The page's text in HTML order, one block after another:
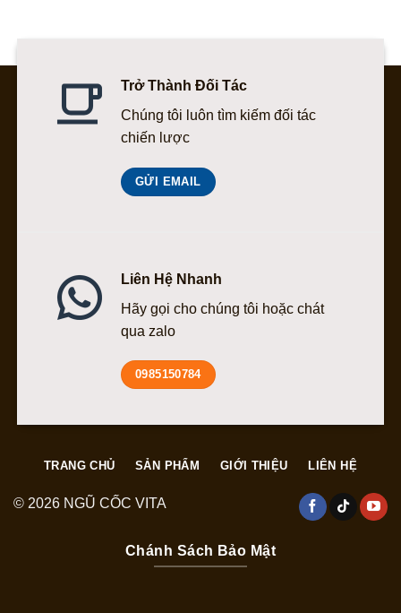
Trở Thành Đối Tác
Chúng tôi luôn tìm kiếm đối tác
chiến lược
GỬI EMAIL
Liên Hệ Nhanh
Hãy gọi cho chúng tôi hoặc chát
qua zalo
0985150784
© 2026 NGŨ CỐC VITA
TRANG CHỦ SẢN PHẨM GIỚI THIỆU LIÊN HỆ
Chánh Sách Bảo Mật